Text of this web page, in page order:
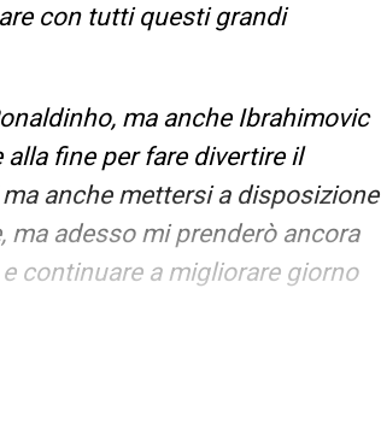
con tutti questi grandi
ma anche Ibrahimovic
fine per fare divertire il
anche mettersi a disposizione
ma adesso mi prenderò ancora
continuare a migliorare giorno